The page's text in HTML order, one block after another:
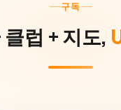
구독
럽 + 지도,